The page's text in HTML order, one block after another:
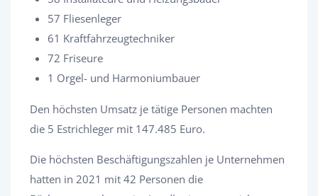
57 Fliesenleger
61 Kraftfahrzeugtechniker
72 Friseure
1 Orgel- und Harmoniumbauer
Den höchsten Umsatz je tätige Personen machten
die 5 Estrichleger mit 147.485 Euro.
Die höchsten Beschäftigungszahlen je Unternehmen
hatten in 2021 mit 42 Personen die